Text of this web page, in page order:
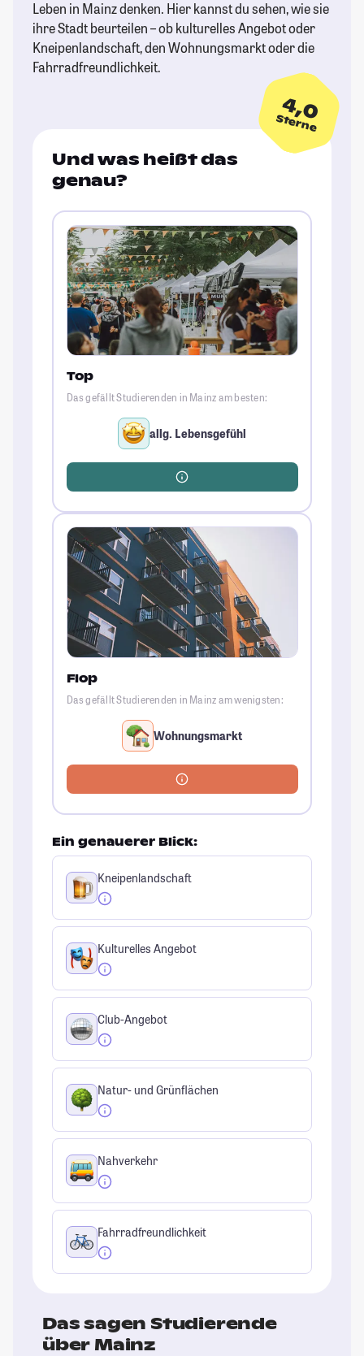
Leben in Mainz denken. Hier kannst du sehen, wie sie
ihre Stadt beurteilen – ob kulturelles Angebot oder
Kneipenlandschaft, den Wohnungsmarkt oder die
Fahrradfreundlichkeit.
4,0
Sterne
Und was heißt das
genau?
Top
Das gefällt Studierenden in Mainz am besten:
allg. Lebensgefühl
Flop
Das gefällt Studierenden in Mainz am wenigsten:
Wohnungsmarkt
Ein genauerer Blick:
Kneipenlandschaft
Kulturelles Angebot
Club-Angebot
Natur- und Grünflächen
Nahverkehr
Fahrradfreundlichkeit
Das sagen Studierende
über Mainz